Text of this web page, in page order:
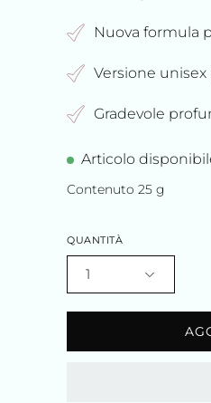
Nuova formula
Versione
Gradevole
Articolo
Contenuto 25 g
QUANTITÀ
1